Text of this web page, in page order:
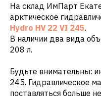
На склад ИмПарт
арктическое
Hydro HV 22 VI 245.
В наличии два вида
208 л.
Будьте внимательны:
245. Гидравлическое
поставляться больше